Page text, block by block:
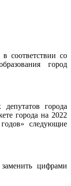
в соответствии со
город
города
города на 2022
следующие
цифрами